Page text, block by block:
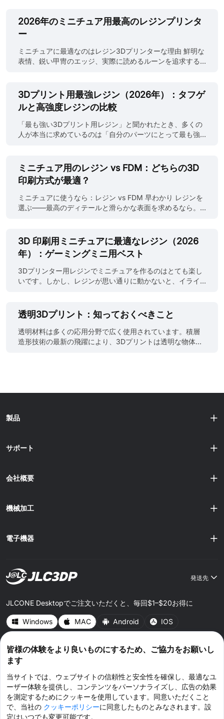
舞いが大きく異なります。これらを互換性があるものとし
て扱うことは、レジン出力が期待外れになる最も一般的な
際、本当の問いは「どのレジンが全体的に最良か」ではな
く、部品に何が求められるかです。超高精細モデル、ミニ
チュア、 cosmetic 部品は解像度、鋭いエッジ、滑らかな表
定性、硬化後の予測可能な機械的特性を要求します。 この
レジン3Dプリント比較では、3Dプリント用レジン特性が出
力解像度、耐久性、長期性能にどう影響するかに焦点を当
か、なぜエンジニアリングレジンが実用用途で標準材料を
上回るのか、フォーミュレーションに応じてレジンプリン
2026年のミニチュア用最高のレジンプリンタ
ー
ミニチュアに最適なのはレジン3Dプリンターな理由 鮮明な
表情、鋭い甲冑のエッジ、実際に読めるルーンを追求する
こそがレジン造形が真価を発揮する場面です。0.025 mmと
いう低い層厚により、層ラインはほとんど消え、表情、鎖
帷子、表面質感が鮮明に残り、柔らかいプラスチックのぼ
やけた状態になりません。 レジンは優れた再現性も提供し
ます。一度ミニチュアに最適なレジンプリンターの設定が
しくなります。LCDの劣化、レジンのばらつき、洗浄、後
硬化が微妙な不整合を招きます。 JLC3DPのような産業用
クル、制御された硬化でこれらの変動要因を制御し、フル
バッチで真に一貫した塗装可能なミニチュアを生産しま
設......
3Dプリント用最強レジン（2026年）：タフゲ
ルと高強度レジンの比較
「最も強い3Dプリント用レジン」と聞かれたとき、多くの
人が本当に求めているのは「自分のパーツにとって最も強
なります。 このガイドではそれをわかりやすく解説しま
す。 3Dプリントで最も強いレジンとは？ 純粋な引張・曲
げ試験では、高強度エンジニアリングレジンがSLAレジン
の中で最も高い強度を示すことが多いです。 しかし実使用
では、衝撃や繰り返し応力、応力集中によって破損するこ
とが多く、その場合はタフレジンの方が高強度材料を上回
変わるのです。 選定前に、混同されがちな3つの用語を理
解しておきましょう： 強度（Strongest） → 高い静的荷重
に耐える 靭性（Toughest） → 衝撃・繰り返し応力に耐え
3Dプリント材料は、必ずしも最も硬いわけではありませ
ん。最も硬いレジンが、機能用途で最も強いレジンである
ミニチュア用のレジン vs FDM：どちらの3D
印刷方式が最適？
ミニチュアに使うなら：レジン vs FDM 早わかり レジンを
選ぶ――最高のディテールと滑らかな表面を求めるなら。
ニ FDM 地形に最適 FDM D&Dキャラクターに最適 レジン
初心者向け FDM（簡単）、レジン（調整不要） 軍団の量産
レジン ミニチュア用レジン vs FDM：短所・長所 項目 レジ
ン FDM ディテール ✅ 超鋭利・滑らか ⚠️ 限定的・ぼやける
コスト ⚠️ 高め ✅ 安価 耐久性 ⚠️ 脆い（タフレジン除く）
✅ 柔軟で丈夫 後処理 ⚠️ 洗浄＆硬化要 ✅ 最小限 最適用途 ✅
学習曲線あり ✅ 手軽に始められる 瞬間結論： レジン＝最
高のディテール＆展示モデル FDM＝安価・丈夫・大型・地
形パーツに最適 ミニチュアにレジン vs FDMで迷っている
なら、両方を試してから機材投資すれば時間とコストを節
約できます。 JLC3DPではプロ級FDM・レジン3Dプリント
3D 印刷用ミニチュアに最適なレジン（2026
年）：ゲーミングミニ用ベスト
3Dプリンター用レジンでミニチュアを作るのはとても楽し
いです。しかし、レジンが思い通りに動かないと、イライ
す。一部のレジンは脆すぎて、細い剣や伸ばした腕が折れ
てしまいます。他のレジンは耐久性がありますが、ミニチ
ュアを印刷する価値を生む細かな表面ディテールが失われ
ます。このスケールでは誤差の余地がほとんどなく、間違
つけました。 このガイドが役に立ったら、3D印刷に最適な
してください。 異なるレジンタイプがミニチュア品質に与
用、アクティブなゲーム用、またはその中間かによって、
透明3Dプリント：知っておくべきこと
透明材料は多くの応用分野で広く使用されています。積層
造形技術の最新の飛躍により、3Dプリントは透明な物体の
明3Dプリントに関する必要な情報、つまり透明3Dプリント
プリントの原理 透明3Dプリント技術は、主に光造形3Dプ
に硬化させ、層ごとに透明な物体を構築します。FDMはフ
ィング技術をどう選ぶか？ SLAはFDMよりも透明3Dプリン
す。SLAはレーザーで液体の光硬化性樹脂を......
製品
サポート
会社概要
機械加工
電子機器
発送先
JLCONE Desktopでご注文いただくと、毎回$1–$20お得に
Windows MAC Android IOS
CONNECT WITH US
© 2026 JLC3DP.COM All Rights Reserved.プライバシーポリシーご利用規約
クッキーポリシー
皆様の体験をより良いものにするため、ご協力をお願いし
ます
当サイトでは、ウェブサイトの信頼性と安全性を確保し、最適なユ
ーザー体験を提供し、コンテンツをパーソナライズし、広告の効果
を測定するためにクッキーを使用しています。同意いただくこと
で、当社の クッキーポリシーに同意したものとみなされます。設
定はいつでも変更可能です。